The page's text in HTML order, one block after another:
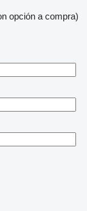
opción a compra)